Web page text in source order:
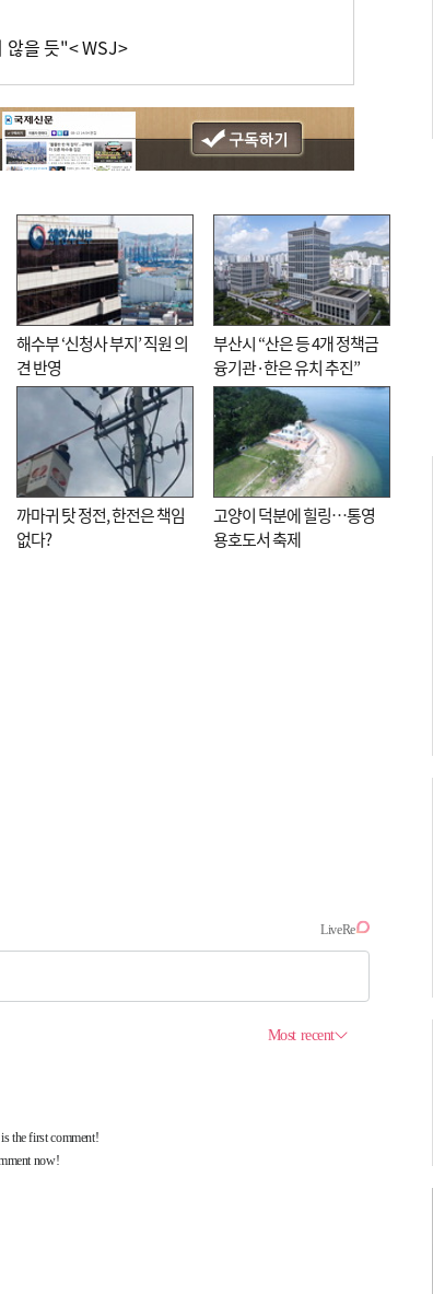
않을 듯"< WSJ>
해수부 ‘신청사 부지’ 직원 의
견 반영
부산시 “산은 등 4개 정책금
융기관·한은 유치 추진”
까마귀 탓 정전, 한전은 책임
없다?
고양이 덕분에 힐링…통영
용호도서 축제